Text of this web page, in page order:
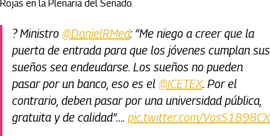
Rojas en la Plenaria del Senado.
?️ Ministro @DanielRMed: “Me niego a creer que la
puerta de entrada para que los jóvenes cumplan sus
sueños sea endeudarse. Los sueños no pueden
pasar por un banco, eso es el @ICETEX. Por el
contrario, deben pasar por una universidad pública,
gratuita y de calidad”.… pic.twitter.com/VosS1898CX